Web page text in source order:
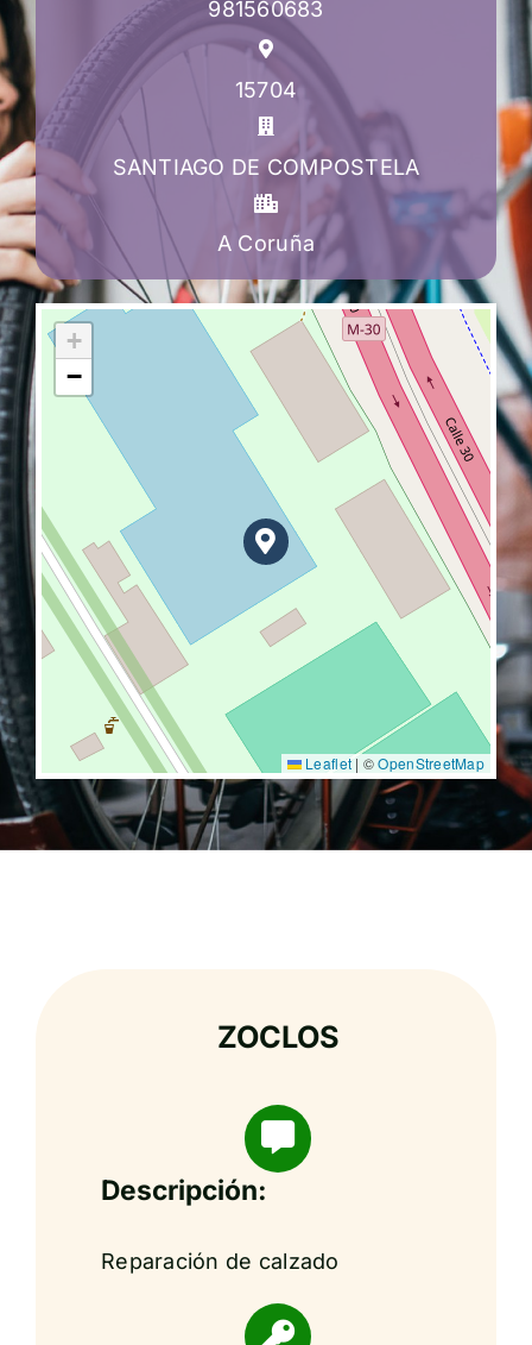
981560683
15704
SANTIAGO DE COMPOSTELA
A Coruña
+
−
Leaflet| ©OpenStreetMap
ZOCLOS
Descripción:
Reparación de calzado